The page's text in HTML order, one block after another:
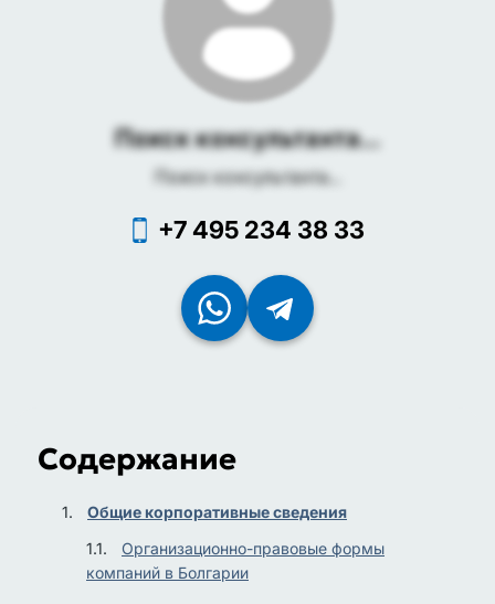
Поиск консультанта...
Поиск консультанта...
+7 495 234 38 33
Содержание
Общие корпоративные сведения
Организационно-правовые формы
компаний в Болгарии